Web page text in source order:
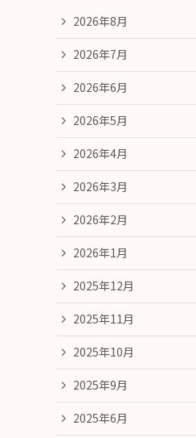
2026年8月
2026年7月
2026年6月
2026年5月
2026年4月
2026年3月
2026年2月
2026年1月
2025年12月
2025年11月
2025年10月
2025年9月
2025年6月